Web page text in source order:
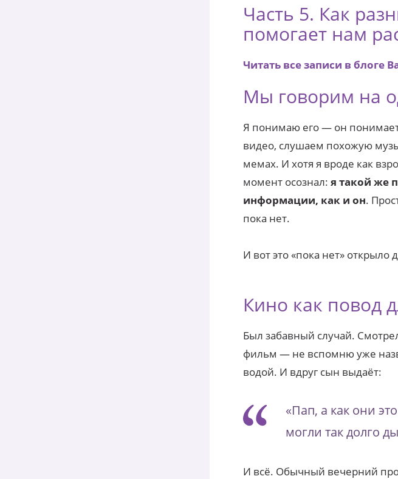
Часть 5. Как
помогает нам
Читать все записи в блоге
Мы говорим на
Я понимаю его — он
видео, слушаем похожую
мемах. И хотя я вроде как
момент осознал: я такой же
информации, как и он.
пока нет.
И вот это «пока нет»
Кино как повод
Был забавный случай.
фильм — не вспомню уже
водой. И вдруг сын выдаёт:
«Пап, а как они
могли так долго
И всё. Обычный вечерний